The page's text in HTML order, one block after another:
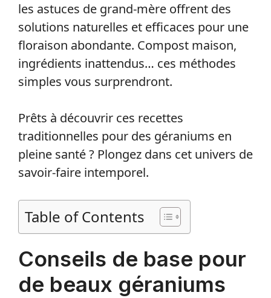
les astuces de grand-mère offrent des
solutions naturelles et efficaces pour une
floraison abondante. Compost maison,
ingrédients inattendus… ces méthodes
simples vous surprendront.
Prêts à découvrir ces recettes
traditionnelles pour des géraniums en
pleine santé ? Plongez dans cet univers de
savoir-faire intemporel.
Table of Contents
Conseils de base pour
de beaux géraniums